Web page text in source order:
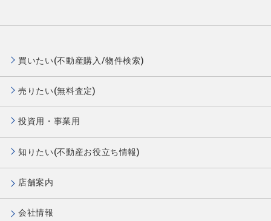
買いたい(不動産購入/物件検索)
売りたい(無料査定)
投資用・事業用
知りたい(不動産お役立ち情報)
店舗案内
会社情報